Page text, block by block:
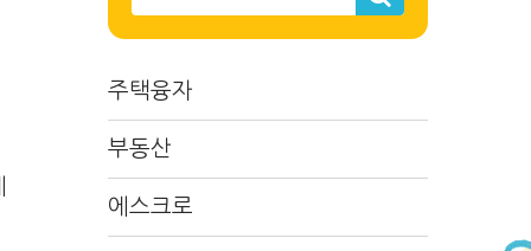
주택융자
부동산
에스크로